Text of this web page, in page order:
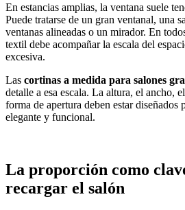
En estancias amplias, la ventana suele
Puede tratarse de un gran ventanal, una
ventanas alineadas o un mirador. En
textil debe acompañar la escala del
excesiva.
Las cortinas a medida para salones
detalle a esa escala. La altura, el ancho,
forma de apertura deben estar diseñados
elegante y funcional.
La proporción como
recargar el salón